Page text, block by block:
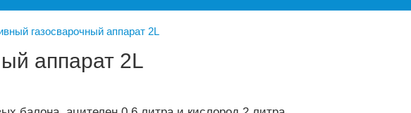
газоcварочный аппарат 2L
аппарат 2L